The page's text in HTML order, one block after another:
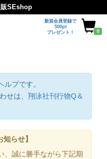
SEshop
新規会員登録で
500pt
プレゼント！
0
プです。
せは、 翔泳社刊行物Q＆
知らせ】
、誠に勝手ながら下記期